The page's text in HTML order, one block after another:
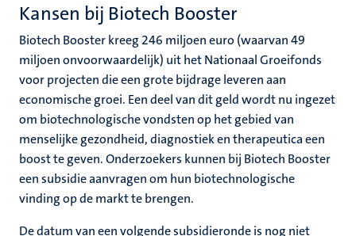
Kansen bij Biotech Booster
Biotech Booster kreeg 246 miljoen euro (waarvan 49
miljoen onvoorwaardelijk) uit het Nationaal Groeifonds
voor projecten die een grote bijdrage leveren aan
economische groei. Een deel van dit geld wordt nu ingezet
om biotechnologische vondsten op het gebied van
menselijke gezondheid, diagnostiek en therapeutica een
boost te geven. Onderzoekers kunnen bij Biotech Booster
een subsidie aanvragen om hun biotechnologische
vinding op de markt te brengen.
De datum van een volgende subsidieronde is nog niet